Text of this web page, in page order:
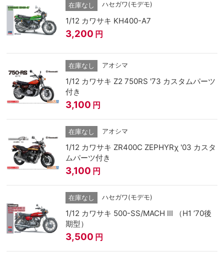
在庫なし ハセガワ(モデモ)
1/12 カワサキ KH400-A7
3,200 円
在庫なし アオシマ
1/12 カワサキ Z2 750RS '73 カスタムパーツ
付き
3,100 円
在庫なし アオシマ
1/12 カワサキ ZR400C ZEPHYRχ '03 カスタ
ムパーツ付き
3,100 円
在庫なし ハセガワ(モデモ)
1/12 カワサキ 500-SS/MACH III （H1 ’70後
期型）
3,500 円